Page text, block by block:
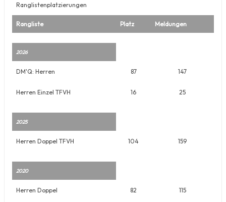
Ranglistenplatzierungen
Rangliste Platz Meldungen
2026
DM'Q: Herren 87 147
Herren Einzel TFVH 16 25
2025
Herren Doppel TFVH 104 159
2020
Herren Doppel 82 115